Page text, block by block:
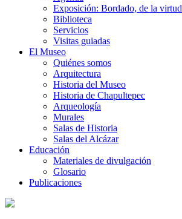
Exposición: Bordado, de la virtud
Biblioteca
Servicios
Visitas guiadas
El Museo
Quiénes somos
Arquitectura
Historia del Museo
Historia de Chapultepec
Arqueología
Murales
Salas de Historia
Salas del Alcázar
Educación
Materiales de divulgación
Glosario
Publicaciones